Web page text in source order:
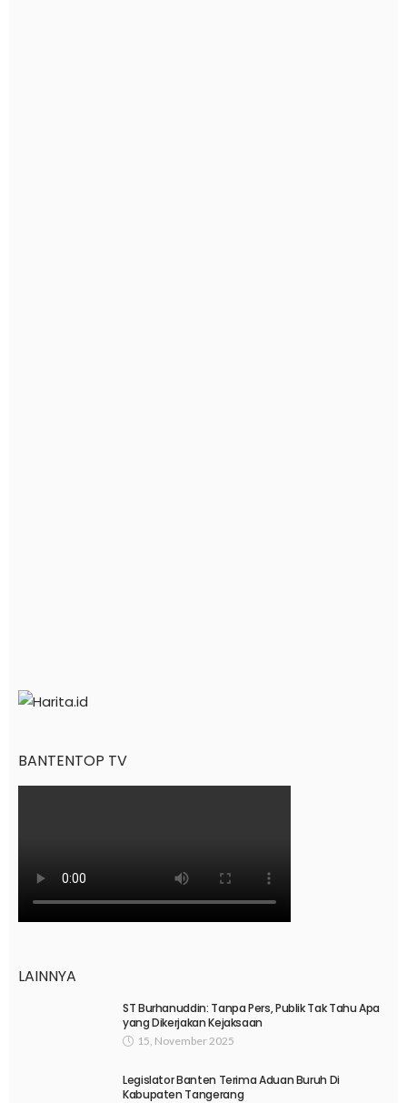
BANTENTOP TV
LAINNYA
ST Burhanuddin: Tanpa Pers, Publik Tak Tahu Apa
yang Dikerjakan Kejaksaan
15, November 2025
Legislator Banten Terima Aduan Buruh Di
Kabupaten Tangerang